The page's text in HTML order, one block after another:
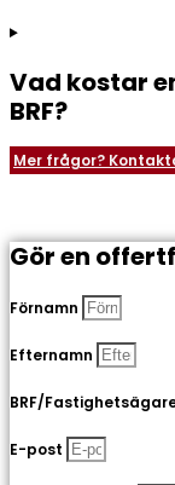
Vad kostar
BRF?
Mer frågor?
Gör en
Förnamn
Efternamn
BRF/
E-post